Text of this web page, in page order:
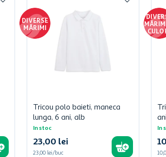
DIVERSE
MĂRIMI
Tricou polo baieti, maneca
lunga, 6 ani, alb
In stoc
23,00 lei
23,00 lei/buc
In
10